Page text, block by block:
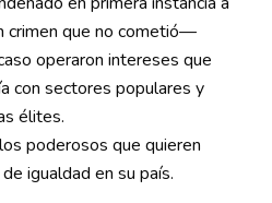
crimen que no cometió—
operaron intereses que
con sectores populares y
élites.
poderosos que quieren
igualdad en su país.